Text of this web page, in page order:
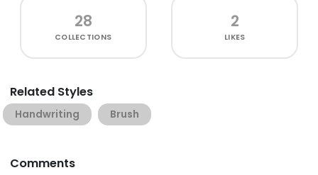
28
COLLECTIONS
2
LIKES
Related Styles
Handwriting Brush
Comments